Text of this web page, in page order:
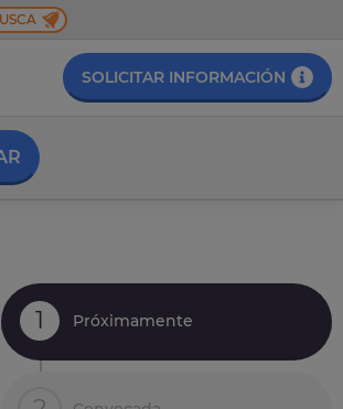
SOLICITAR INFORMACIÓN
1 Próximamente